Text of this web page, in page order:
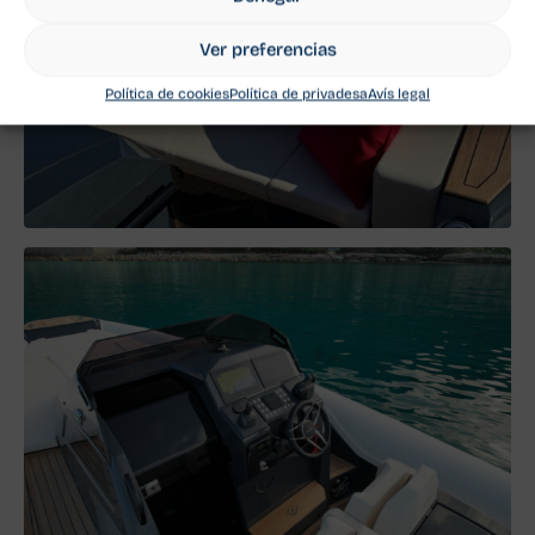
Ver preferencias
Política de cookiesPolítica de privadesaAvís legal